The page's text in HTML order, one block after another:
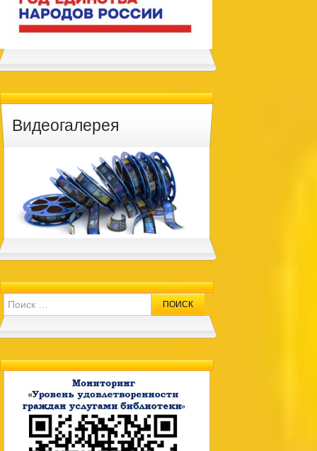
Видеогалерея
Search for: